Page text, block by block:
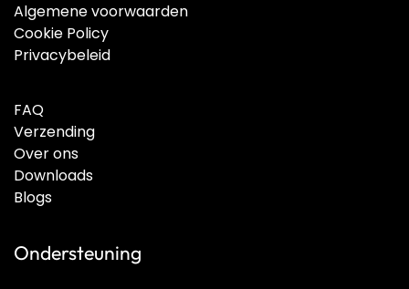
Algemene voorwaarden
Cookie Policy
Privacybeleid
FAQ
Verzending
Over ons
Downloads
Blogs
Ondersteuning